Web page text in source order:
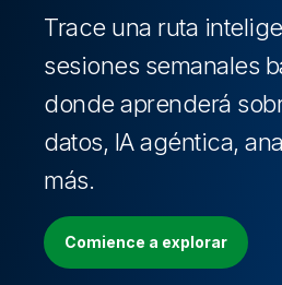
Trace una ruta
sesiones semanales
donde aprenderá
datos, IA agéntica,
más.
Comience a explorar